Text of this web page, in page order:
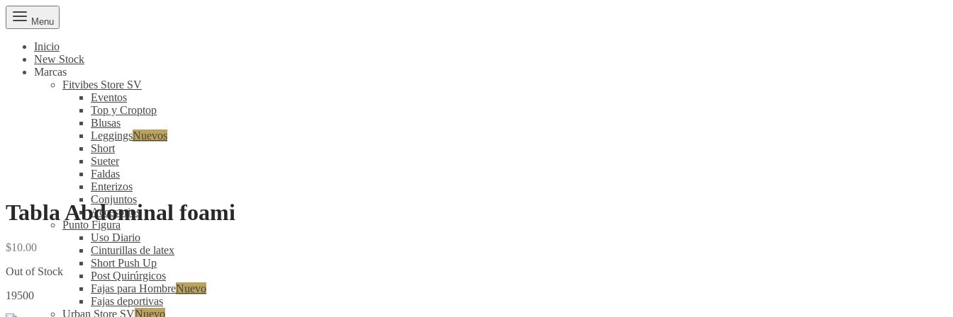
Menu
Inicio
New Stock
Marcas
Fitvibes Store SV
Eventos
Top y Croptop
Blusas
LeggingsNuevos
Short
Sueter
Faldas
Enterizos
Conjuntos
Accesorios
Punto Figura
Uso Diario
Cinturillas de latex
Short Push Up
Post Quirúrgicos
Fajas para HombreNuevo
Fajas deportivas
Urban Store SVNuevo
Tabla Abdominal foami
$10.00
Out of Stock
19500